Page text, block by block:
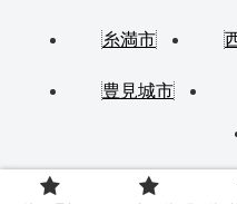
糸満市
豊見城市
金武町